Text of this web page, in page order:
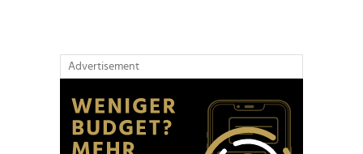
Advertisement